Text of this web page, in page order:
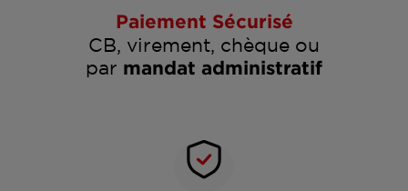
Paiement Sécurisé
CB, virement, chèque ou
par mandat administratif